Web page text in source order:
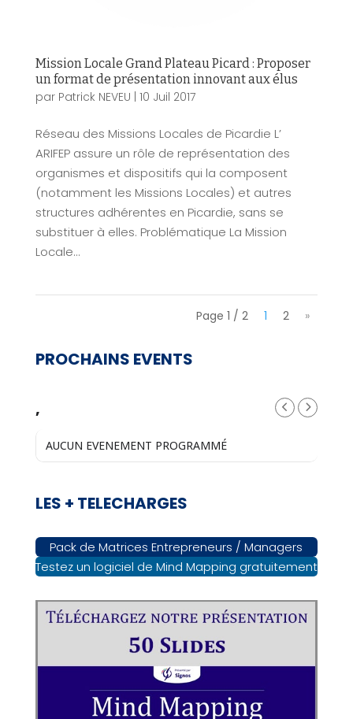
Mission Locale Grand Plateau Picard : Proposer
un format de présentation innovant aux élus
par Patrick NEVEU | 10 Juil 2017
Réseau des Missions Locales de Picardie L’
ARIFEP assure un rôle de représentation des
organismes et dispositifs qui la composent
(notamment les Missions Locales) et autres
structures adhérentes en Picardie, sans se
substituer à elles. Problématique La Mission
Locale...
Page 1 / 2 1 2 »
PROCHAINS EVENTS
,
AUCUN EVENEMENT PROGRAMMÉ
LES + TELECHARGES
Pack de Matrices Entrepreneurs / Managers
Testez un logiciel de Mind Mapping gratuitement